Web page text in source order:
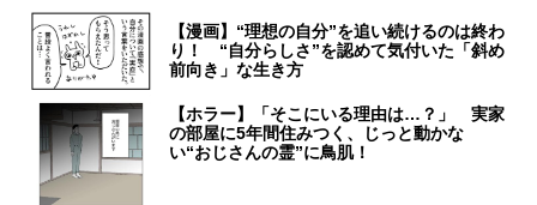
【漫画】“理想の自分”を追い続けるのは終わ
り！ “自分らしさ”を認めて気付いた「斜め
前向き」な生き方
【ホラー】「そこにいる理由は…？」 実家
の部屋に5年間住みつく、じっと動かな
い“おじさんの霊”に鳥肌！